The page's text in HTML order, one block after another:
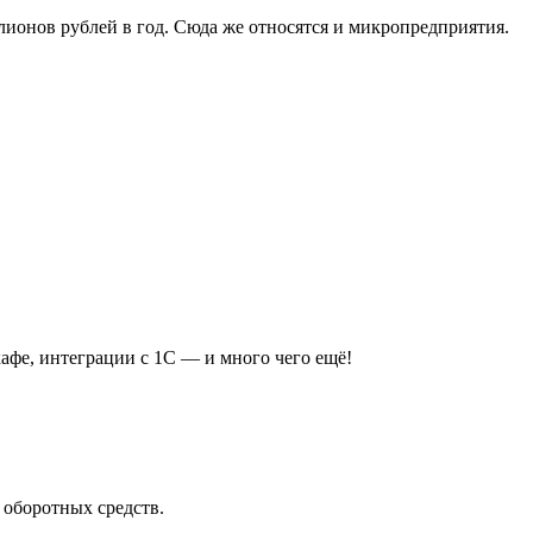
рублей в год. Сюда же относятся и микропредприятия.
интеграции с 1С — и много чего ещё!
средств.